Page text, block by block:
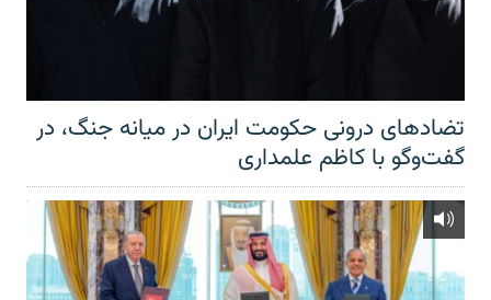
تضادهای درونی حکومت ایران در میانه جنگ، در
گفت‌‌وگو با کاظم علمداری